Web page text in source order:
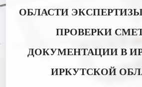
ОБЛАСТИ
ПРОВЕРКИ
ДОКУМЕНТАЦИИ В
ИРКУТСКОЙ